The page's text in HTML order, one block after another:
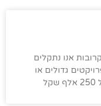
אנו נתקלים
גדולים או